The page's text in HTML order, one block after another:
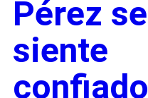
Pérez se
siente
confiado